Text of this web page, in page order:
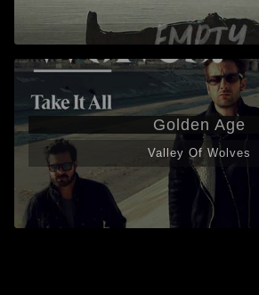
Golden Age
Valley Of Wolves